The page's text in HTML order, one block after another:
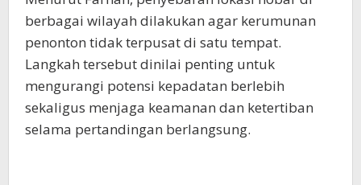
berbagai wilayah dilakukan agar kerumunan
penonton tidak terpusat di satu tempat.
Langkah tersebut dinilai penting untuk
mengurangi potensi kepadatan berlebih
sekaligus menjaga keamanan dan ketertiban
selama pertandingan berlangsung.